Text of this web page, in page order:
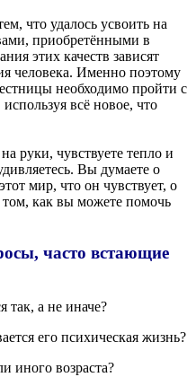
что удалось усвоить на
приобретёнными в
этих качеств зависят
человека. Именно поэтому
необходимо пройти с
всё новое, что
руки, чувствуете тепло и
Вы думаете о
мир, что он чувствует, о
как вы можете помочь
часто встающие
так, а не иначе?
его психическая жизнь?
иного возраста?